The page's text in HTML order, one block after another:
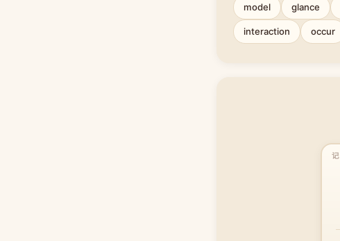
model glance
interaction occur